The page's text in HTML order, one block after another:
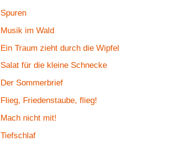
Spuren
Musik im Wald
Ein Traum zieht durch die Wipfel
Salat für die kleine Schnecke
Der Sommerbrief
Flieg, Friedenstaube, flieg!
Mach nicht mit!
Tiefschlaf